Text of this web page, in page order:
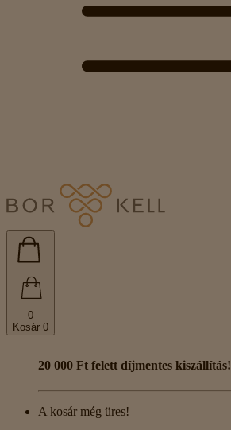
0
Kosár 0
20 000 Ft felett díjmentes kiszállítás!
A kosár még üres!